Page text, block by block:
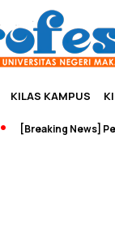
KILAS KAMPUS
[Breaking News]